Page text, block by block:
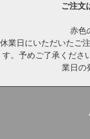
ご注文
赤色
休業日にいただいたご
す。予めご了承くださ
業日の